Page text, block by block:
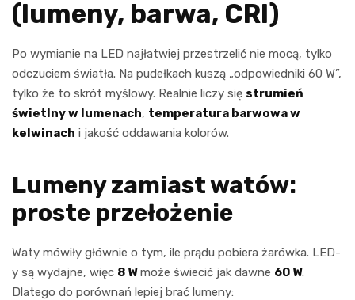
(lumeny, barwa, CRI)
Po wymianie na LED najłatwiej przestrzelić nie mocą, tylko
odczuciem światła. Na pudełkach kuszą „odpowiedniki 60 W”,
tylko że to skrót myślowy. Realnie liczy się strumień
świetlny w lumenach, temperatura barwowa w
kelwinach i jakość oddawania kolorów.
Lumeny zamiast watów:
proste przełożenie
Waty mówiły głównie o tym, ile prądu pobiera żarówka. LED-
y są wydajne, więc 8 Wmoże świecić jak dawne 60 W.
Dlatego do porównań lepiej brać lumeny: